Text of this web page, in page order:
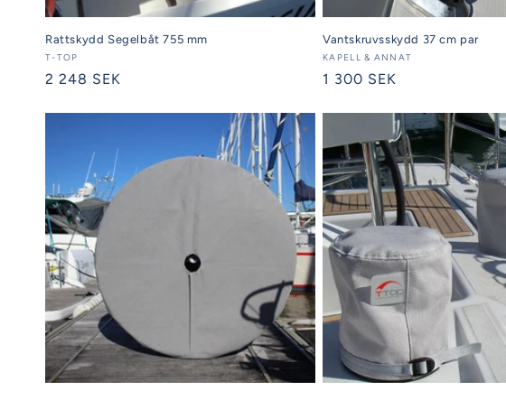
Rattskydd Segelbåt 755 mm
Säljare:
T-TOP
Ordinarie
2 248 SEK
Vantskruvsskydd 37 cm par
Säljare:
KAPELL & ANNAT
Ordinarie
1 300 SEK